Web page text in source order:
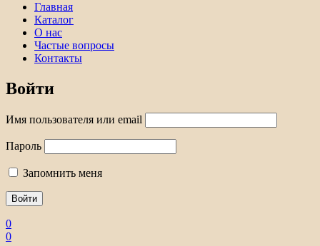
Главная
Каталог
О нас
Частые вопросы
Контакты
Войти
Имя пользователя или email
Пароль
Запомнить меня
0
0